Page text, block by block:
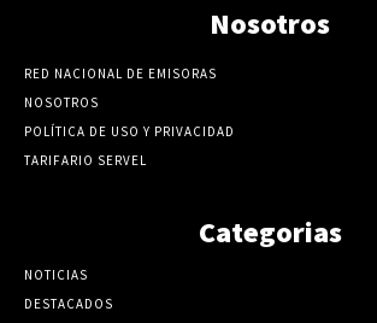
Nosotros
RED NACIONAL DE EMISORAS
NOSOTROS
POLÍTICA DE USO Y PRIVACIDAD
TARIFARIO SERVEL
Categorias
NOTICIAS
DESTACADOS